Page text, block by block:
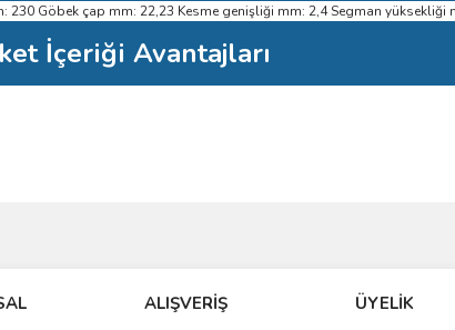
230 Göbek çap mm: 22,23 Kesme genişliği mm: 2,4 Segman yüksekliği
İçeriği Avantajları
Ürün resmi kalitesiz, bozuk veya görüntülenemiyor.
ALIŞVERİŞ ÜYELİK